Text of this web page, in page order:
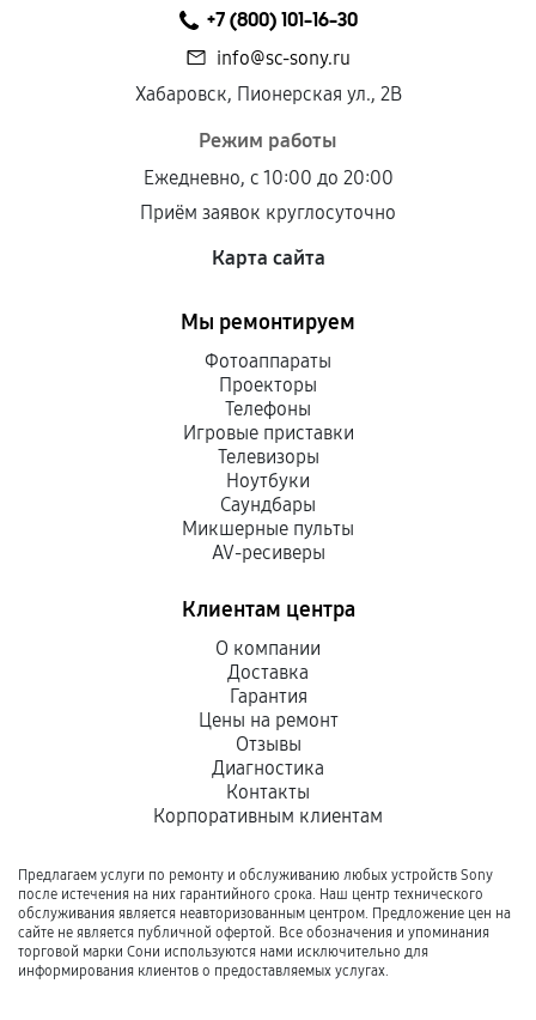
+7 (800) 101-16-30
info@sc-sony.ru
Хабаровск, Пионерская ул., 2В
Режим работы
Ежедневно, с 10:00 до 20:00
Приём заявок круглосуточно
Карта сайта
Мы ремонтируем
Фотоаппараты
Проекторы
Телефоны
Игровые приставки
Телевизоры
Ноутбуки
Саундбары
Микшерные пульты
AV-ресиверы
Клиентам центра
О компании
Доставка
Гарантия
Цены на ремонт
Отзывы
Диагностика
Контакты
Корпоративным клиентам
Предлагаем услуги по ремонту и обслуживанию любых устройств Sony
после истечения на них гарантийного срока. Наш центр технического
обслуживания является неавторизованным центром. Предложение цен на
сайте не является публичной офертой. Все обозначения и упоминания
торговой марки Сони используются нами исключительно для
информирования клиентов о предоставляемых услугах.